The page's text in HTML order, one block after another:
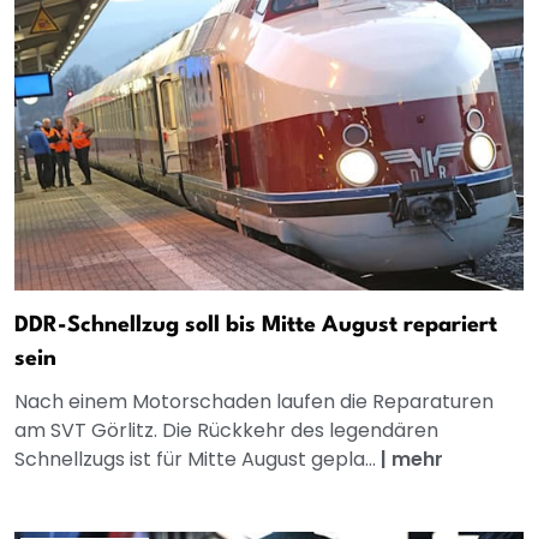
DDR-Schnellzug soll bis Mitte August repariert
sein
Nach einem Motorschaden laufen die Reparaturen
am SVT Görlitz. Die Rückkehr des legendären
Schnellzugs ist für Mitte August gepla... | mehr